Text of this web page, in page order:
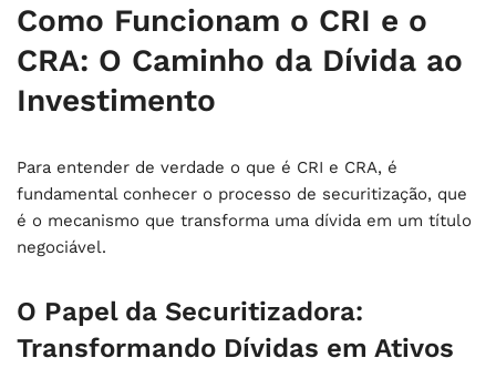
Como Funcionam o CRI e o
CRA: O Caminho da Dívida ao
Investimento
Para entender de verdade o que é CRI e CRA, é
fundamental conhecer o processo de securitização, que
é o mecanismo que transforma uma dívida em um título
negociável.
O Papel da Securitizadora:
Transformando Dívidas em Ativos